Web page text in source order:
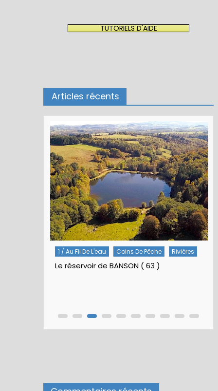
TUTORIELS D'AIDE
Articles récents
1 / Au Fil De L'eau Coins De Pêche Rivières
Le réservoir de BANSON ( 63 )